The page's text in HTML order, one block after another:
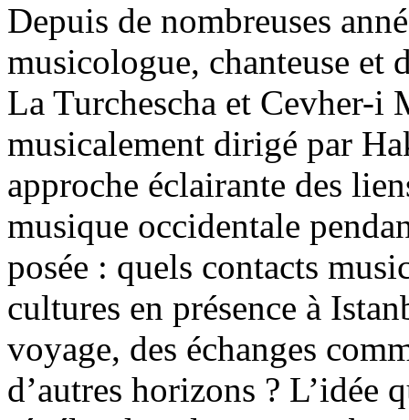
Depuis de nombreuses
musicologue, chanteuse et
La Turchescha et Cevher-i
musicalement dirigé par
approche éclairante des
musique occidentale
posée : quels contacts
cultures en présence à
voyage, des échanges
d’autres horizons ? L’idée